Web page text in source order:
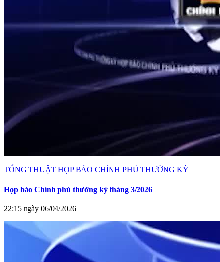
TỔNG THUẬT HỌP BÁO CHÍNH PHỦ THƯỜNG KỲ
Họp báo Chính phủ thường kỳ tháng 3/2026
22:15 ngày 06/04/2026